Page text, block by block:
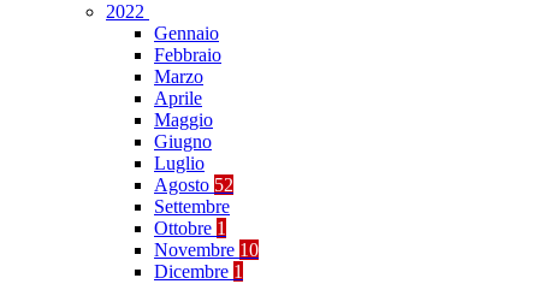
2022
Gennaio
Febbraio
Marzo
Aprile
Maggio
Giugno
Luglio
Agosto 52
Settembre
Ottobre 1
Novembre 10
Dicembre 1